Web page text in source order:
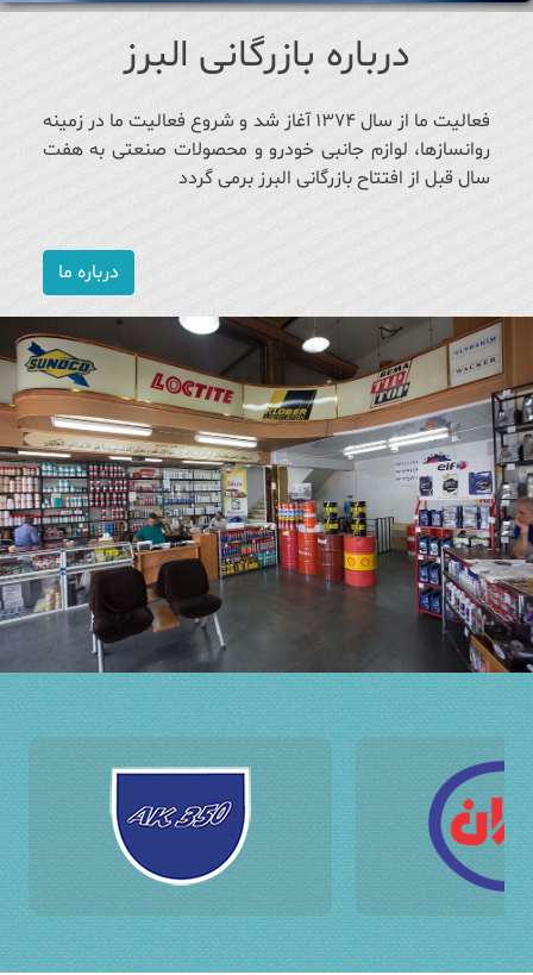
درباره بازرگانی البرز
فعالیت ما از سال ۱۳۷۴ آغاز شد و شروع فعالیت ما در زمینه
روانسازها، لوازم جانبی خودرو و محصولات صنعتی به هفت
سال قبل از افتتاح بازرگانی البرز برمی گردد
درباره ما